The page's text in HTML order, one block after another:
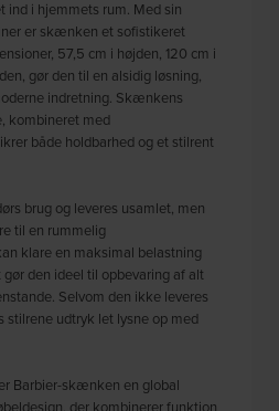
ind i hjemmets rum. Med sin
er skænken et sofistikeret
57,5 cm i højden, 120 cm i
gør den til en alsidig løsning,
indretning. Skænkens
kombineret med
både holdbarhed og et stilrent
brug og leveres usamlet, men
til en rummelig
klare en maksimal belastning
den ideel til opbevaring af alt
Selvom den ikke leveres
stilrene udtryk let lysne op med
Barbier-skænken en global
der kombinerer funktion